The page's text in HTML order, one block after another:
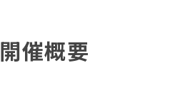
開催概要